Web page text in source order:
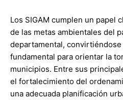
Los SIGAM cumplen un papel
de las metas ambientales del
departamental,
fundamental para orientar la
municipios. Entre sus
el fortalecimiento del
una adecuada planificación